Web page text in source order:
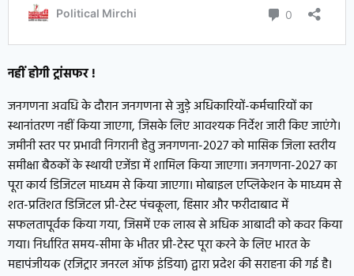
नहीं होगी ट्रांसफर !
जनगणना अवधि के दौरान जनगणना से जुड़े अधिकारियों-कर्मचारियों का
स्थानांतरण नहीं किया जाएगा, जिसके लिए आवश्यक निर्देश जारी किए जाएंगे।
जमीनी स्तर पर प्रभावी निगरानी हेतु जनगणना-2027 को मासिक जिला स्तरीय
समीक्षा बैठकों के स्थायी एजेंडा में शामिल किया जाएगा। जनगणना-2027 का
पूरा कार्य डिजिटल माध्यम से किया जाएगा। मोबाइल एप्लिकेशन के माध्यम से
शत-प्रतिशत डिजिटल प्री-टेस्ट पंचकूला, हिसार और फरीदाबाद में
सफलतापूर्वक किया गया, जिसमें एक लाख से अधिक आबादी को कवर किया
गया। निर्धारित समय-सीमा के भीतर प्री-टेस्ट पूरा करने के लिए भारत के
महापंजीयक (रजिट्रार जनरल ऑफ इंडिया) द्वारा प्रदेश की सराहना की गई है।